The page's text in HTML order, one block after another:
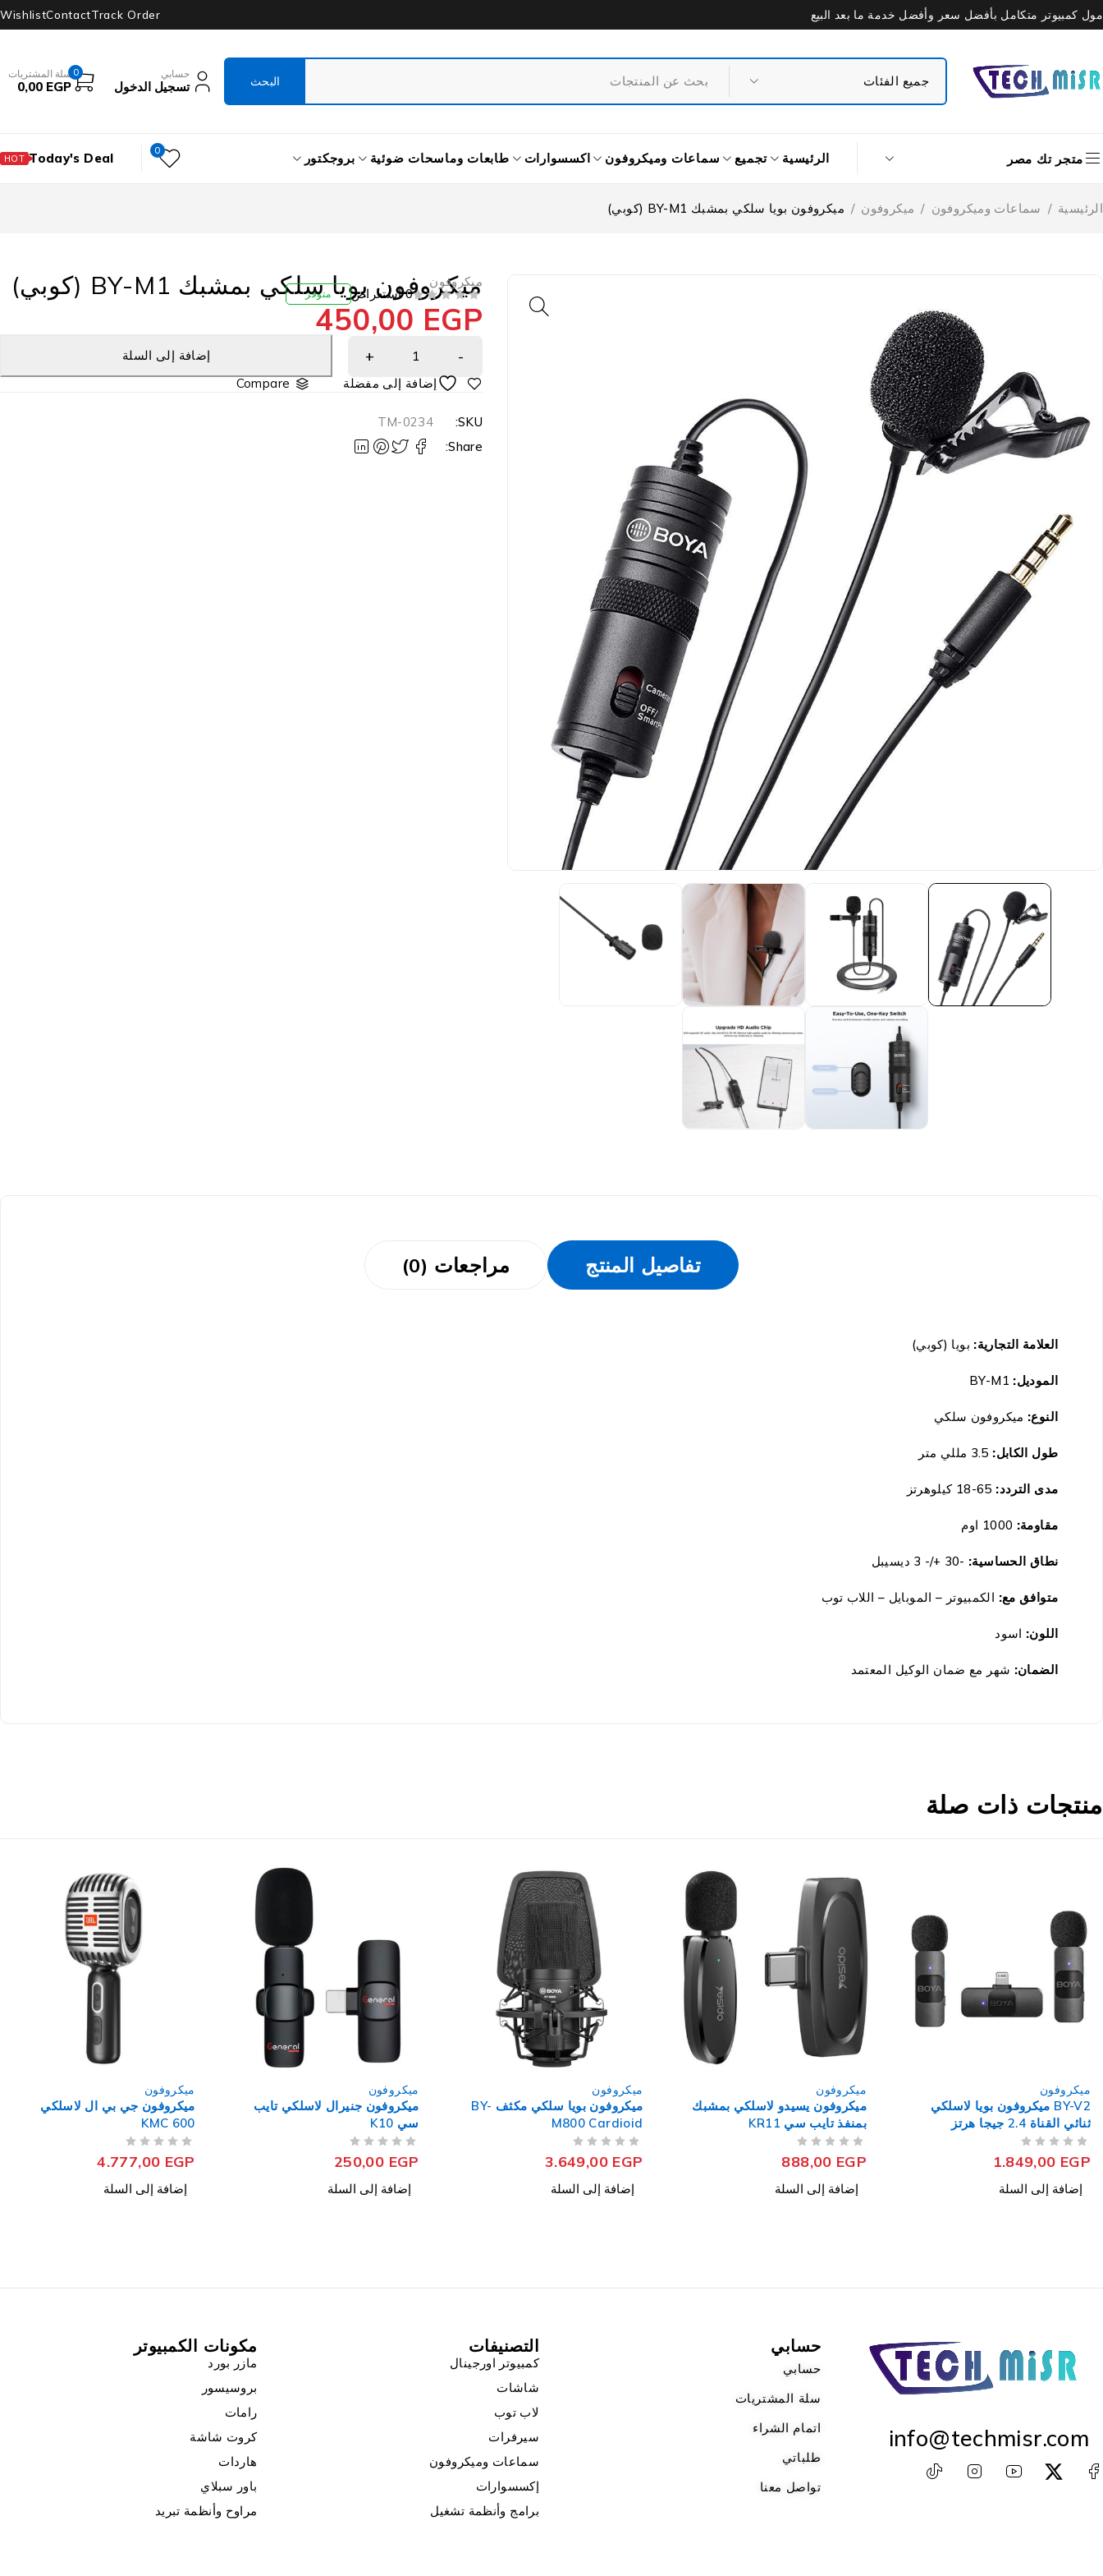
مول كمبيوتر متكامل بأفضل سعر وأفضل خدمة ما بعد البيع Track Order
Contact
Wishlist
حسابي
تسجيل الدخول
0 سلة المشتريات
0,00 EGP
متجر تك مصر الرئيسية تجميع سماعات وميكروفون اكسسوارات طابعات وماسحات ضوئية بروجكتور 0
Today's Deal
HOT
الرئيسية / سماعات وميكروفون / ميكروفون / ميكروفون بويا سلكي بمشبك BY-M1 (كوبي)
ميكروفون
ميكروفون بويا سلكي بمشبك BY-M1 (كوبي)
0 استعراض متوفر
450,00 EGP
إضافة إلى السلة
Compare
SKU:
TM-0234
Share:
تفاصيل المنتج مراجعات (0)
العلامة التجارية: بويا (كوبي)
الموديل: BY-M1
النوع: ميكروفون سلكي
طول الكابل:
مدى التردد:
مقاومة: 1000 اوم
نطاق الحساسية: -30 +/- 3 ديسيبل
متوافق مع: الكمبيوتر – الموبايل – اللاب توب
اللون: اسود
الضمان: شهر مع ضمان الوكيل المعتمد
منتجات ذات صلة
ميكروفون
ميكروفون يسيدو لاسلكي بمشبك
بمنفذ تايب سي KR11
888,00 EGP
إضافة إلى السلة
ميكروفون
ميكروفون بويا سلكي مكثف BY-
M800 Cardioid
3.649,00 EGP
إضافة إلى السلة
ميكروفون
ميكروفون جنيرال لاسلكي تايب
سي K10
250,00 EGP
إضافة إلى السلة
ميكروفون
ميكروفون جي بي ال لاسلكي
KMC 600
4.777,00 EGP
إضافة إلى السلة
ميكروفون
BY-WM3T2-U2 ميكروفون بويا
جيجا هرتز
3.199,00 EGP
إضافة إلى السلة
info@techmisr.com
حسابي
حسابي
سلة المشتريات
اتمام الشراء
طلباتي
تواصل معنا
التصنيفات
كمبيوتر اورجينال
شاشات
لاب توب
سيرفرات
سماعات وميكروفون
إكسسوارات
برامج وأنظمة تشغيل
مكونات الكمبيوتر
مازر بورد
بروسيسور
رامات
كروت شاشة
هاردات
باور سبلاي
مراوح وأنظمة تبريد